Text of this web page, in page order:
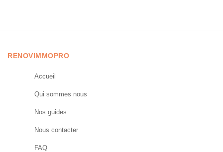
RENOVIMMOPRO
Accueil
Qui sommes nous
Nos guides
Nous contacter
FAQ